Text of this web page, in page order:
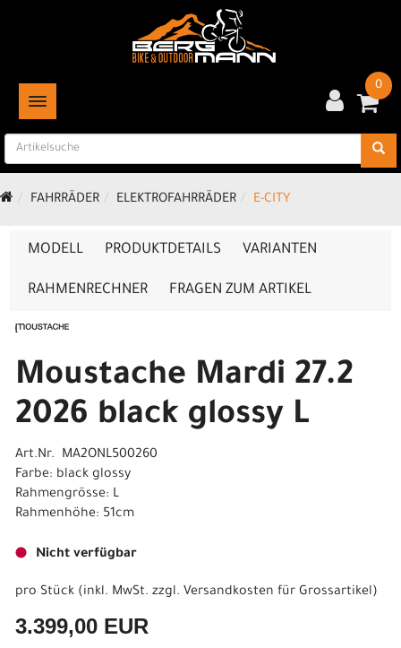
TOGGLE NAVIGATION
0
FAHRRÄDER ELEKTROFAHRRÄDER E-CITY
MODELL PRODUKTDETAILS VARIANTEN
RAHMENRECHNER FRAGEN ZUM ARTIKEL
Moustache Mardi 27.2
2026 black glossy L
Art.Nr. MA2ONL500260
Farbe: black glossy
Rahmengrösse: L
Rahmenhöhe: 51cm
Nicht verfügbar
pro Stück (inkl. MwSt. zzgl. Versandkosten für Grossartikel)
3.399,00 EUR